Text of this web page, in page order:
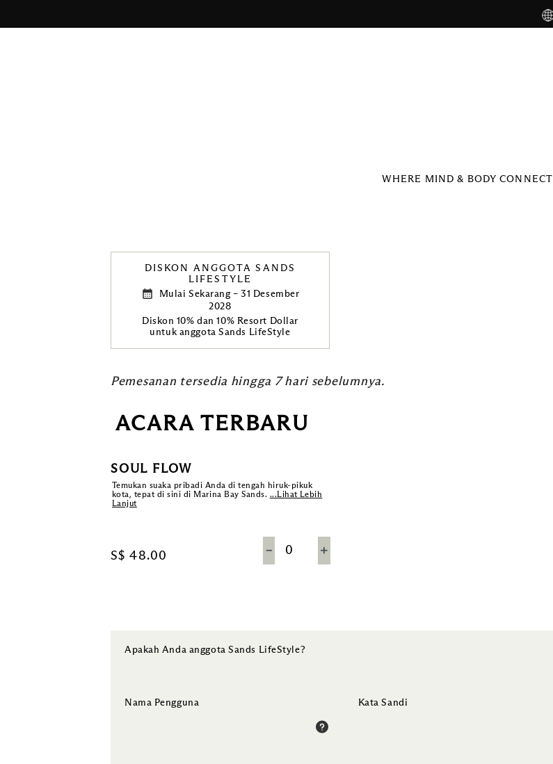
WHERE MIND & BODY CONNECT
DISKON ANGGOTA SANDS
LIFESTYLE
Mulai Sekarang – 31 Desember
2028
Diskon 10% dan 10% Resort Dollar
untuk anggota Sands LifeStyle
Pemesanan tersedia hingga 7 hari sebelumnya.
ACARA TERBARU
SOUL FLOW
Temukan suaka pribadi Anda di tengah hiruk-pikuk
kota, tepat di sini di Marina Bay Sands. ...Lihat Lebih
Lanjut
S$ 48.00 － ＋
Apakah Anda anggota Sands LifeStyle?
Nama Pengguna Kata Sandi